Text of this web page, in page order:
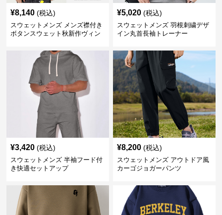
¥8,140 (税込)
スウェットメンズ メンズ襟付き
ボタンスウェット秋新作ヴィン
¥5,020 (税込)
スウェットメンズ 羽根刺繍デザ
イン丸首長袖トレーナー
¥3,420 (税込)
スウェットメンズ 半袖フード付
き快適セットアップ
¥8,200 (税込)
スウェットメンズ アウトドア風
カーゴジョガーパンツ